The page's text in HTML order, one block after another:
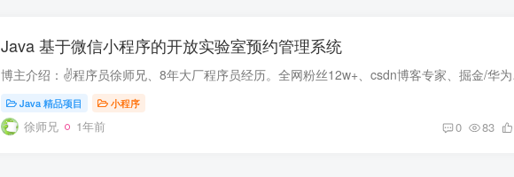
Java 基于微信小程序的开放实验室预约管理系统
博主介绍：✌程
Java 精品项目 小程序
徐师兄 1年前 0 83